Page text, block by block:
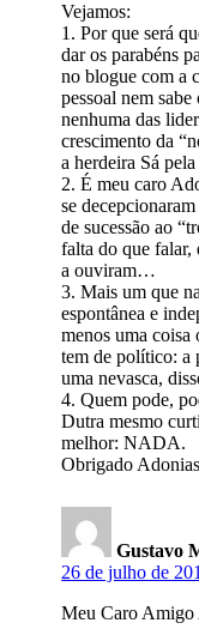
Vejamos:
1. Por que será
dar os parabéns
no blogue com a
pessoal nem
nenhuma das
crescimento da
a herdeira Sá
2. É meu caro
se
de sucessão ao
falta do que falar,
a ouviram…
3. Mais um que
espontânea e
menos uma coisa
tem de político: a
uma nevasca,
4. Quem pode,
Dutra mesmo
melhor: NADA.
Obrigado
Gustavo
26 de julho de
Meu Caro Amigo